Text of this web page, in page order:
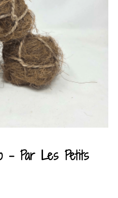
– Par Les Petits